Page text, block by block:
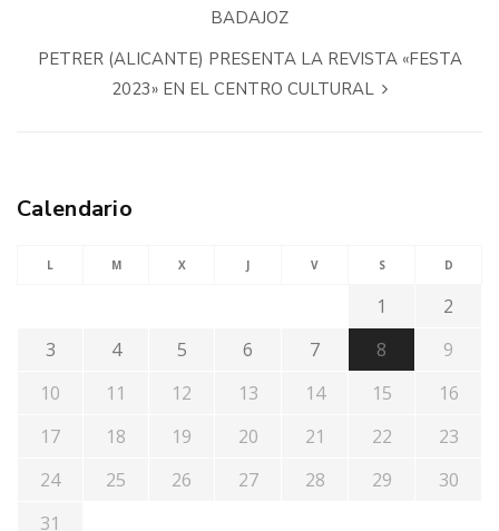
BADAJOZ
PETRER (ALICANTE) PRESENTA LA REVISTA «FESTA
2023» EN EL CENTRO CULTURAL
Calendario
L M X J V S D
1
2
3
4 5 6 7 8
9
10
11 12 13 14 15
16
17
18 19 20 21 22
23
24
25 26 27 28 29
30
31